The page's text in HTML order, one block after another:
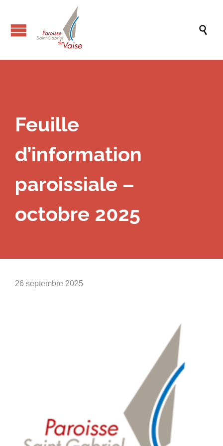

Feuille
d’information
paroissiale –
octobre 2025
26 septembre 2025